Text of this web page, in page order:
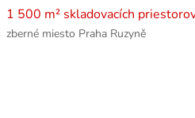
1 500 m² skladovacích
zberné miesto Praha Ruzyně